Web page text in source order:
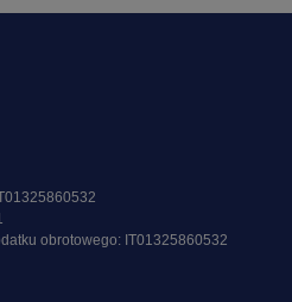
obrotowego: IT01325860532